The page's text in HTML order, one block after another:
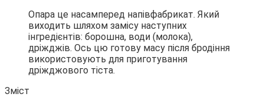
Опара це насамперед напівфабрикат. Який
виходить шляхом замісу наступних
інгредієнтів: борошна, води (молока),
дріжджів. Ось цю готову масу після бродіння
використовують для приготування
дріжджового тіста.
Зміст